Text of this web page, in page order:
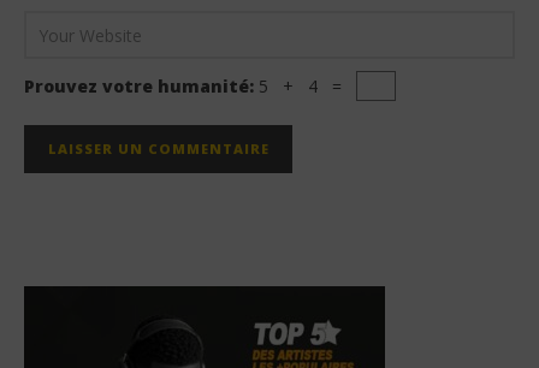
Prouvez votre humanité: 5 + 4 =